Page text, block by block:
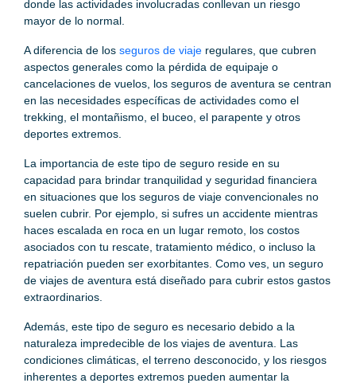
donde las actividades involucradas conllevan un riesgo
mayor de lo normal.
A diferencia de los seguros de viaje regulares, que cubren
aspectos generales como la pérdida de equipaje o
cancelaciones de vuelos, los seguros de aventura se centran
en las necesidades específicas de actividades como el
trekking, el montañismo, el buceo, el parapente y otros
deportes extremos.
La importancia de este tipo de seguro reside en su
capacidad para brindar tranquilidad y seguridad financiera
en situaciones que los seguros de viaje convencionales no
suelen cubrir. Por ejemplo, si sufres un accidente mientras
haces escalada en roca en un lugar remoto, los costos
asociados con tu rescate, tratamiento médico, o incluso la
repatriación pueden ser exorbitantes. Como ves, un seguro
de viajes de aventura está diseñado para cubrir estos gastos
extraordinarios.
Además, este tipo de seguro es necesario debido a la
naturaleza impredecible de los viajes de aventura. Las
condiciones climáticas, el terreno desconocido, y los riesgos
inherentes a deportes extremos pueden aumentar la